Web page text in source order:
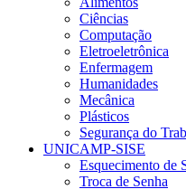
Ciências
Computação
Eletroeletrônica
Enfermagem
Humanidades
Mecânica
Plásticos
Segurança do
UNICAMP-SISE
Esquecimento de
Troca de Senha